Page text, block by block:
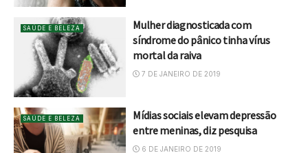
SAÚDE E BELEZA
Mulher diagnosticada com
síndrome do pânico tinha vírus
mortal da raiva
7 DE JANEIRO DE 2019
SAÚDE E BELEZA
Mídias sociais elevam depressão
entre meninas, diz pesquisa
6 DE JANEIRO DE 2019